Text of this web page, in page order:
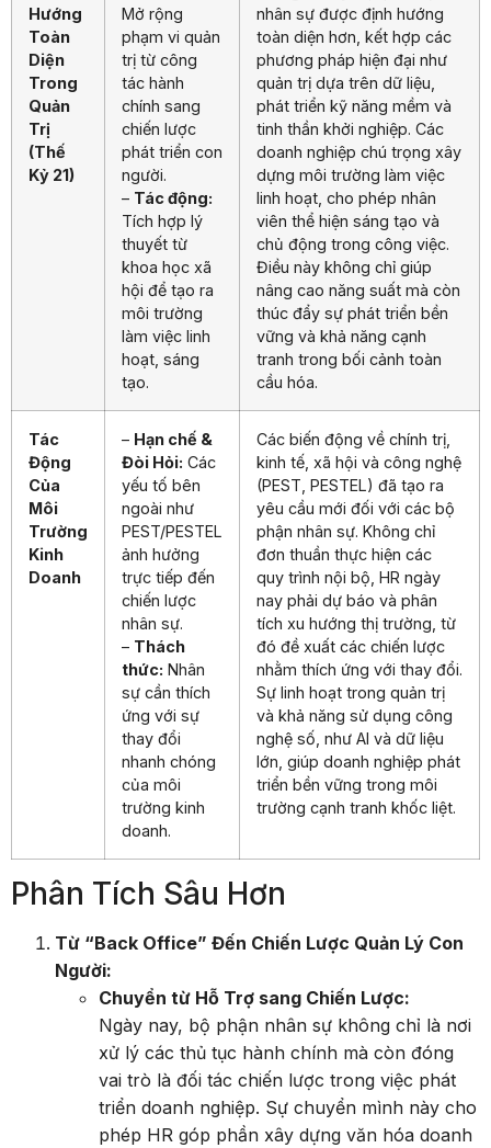
Hướng
Toàn
Diện
Trong
Quản
Trị
(Thế
Kỷ 21)
Mở rộng
phạm vi quản
trị từ công
tác hành
chính sang
chiến lược
phát triển con
người.
– Tác động:
Tích hợp lý
thuyết từ
khoa học xã
hội để tạo ra
môi trường
làm việc linh
hoạt, sáng
tạo.
nhân sự được định hướng
toàn diện hơn, kết hợp các
phương pháp hiện đại như
quản trị dựa trên dữ liệu,
phát triển kỹ năng mềm và
tinh thần khởi nghiệp. Các
doanh nghiệp chú trọng xây
dựng môi trường làm việc
linh hoạt, cho phép nhân
viên thể hiện sáng tạo và
chủ động trong công việc.
Điều này không chỉ giúp
nâng cao năng suất mà còn
thúc đẩy sự phát triển bền
vững và khả năng cạnh
tranh trong bối cảnh toàn
cầu hóa.
Tác
Động
Của
Môi
Trường
Kinh
Doanh
– Hạn chế &
Đòi Hỏi: Các
yếu tố bên
ngoài như
PEST/PESTEL
ảnh hưởng
trực tiếp đến
chiến lược
nhân sự.
– Thách
thức: Nhân
sự cần thích
ứng với sự
thay đổi
nhanh chóng
của môi
trường kinh
doanh.
Các biến động về chính trị,
kinh tế, xã hội và công nghệ
(PEST, PESTEL) đã tạo ra
yêu cầu mới đối với các bộ
phận nhân sự. Không chỉ
đơn thuần thực hiện các
quy trình nội bộ, HR ngày
nay phải dự báo và phân
tích xu hướng thị trường, từ
đó đề xuất các chiến lược
nhằm thích ứng với thay đổi.
Sự linh hoạt trong quản trị
và khả năng sử dụng công
nghệ số, như AI và dữ liệu
lớn, giúp doanh nghiệp phát
triển bền vững trong môi
trường cạnh tranh khốc liệt.
Phân Tích Sâu Hơn
Từ “Back Office” Đến Chiến Lược Quản Lý Con
Người:
Chuyển từ Hỗ Trợ sang Chiến Lược:
Ngày nay, bộ phận nhân sự không chỉ là nơi
xử lý các thủ tục hành chính mà còn đóng
vai trò là đối tác chiến lược trong việc phát
triển doanh nghiệp. Sự chuyển mình này cho
phép HR góp phần xây dựng văn hóa doanh